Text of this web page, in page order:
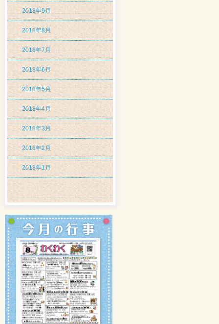
2018年9月
2018年8月
2018年7月
2018年6月
2018年5月
2018年4月
2018年3月
2018年2月
2018年1月